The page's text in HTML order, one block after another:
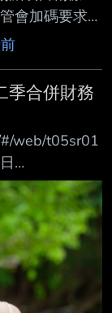
會加碼要求銀
連結：
邱金蘭／台北
等信用擴張
近已修改銀行
投資股票等
以利掌握民
這是金管會
標顯
季合併財務
web/t05sr01
期:115/08/05
導期間 起訖日
01~115/06/
入(仟
止營業毛利